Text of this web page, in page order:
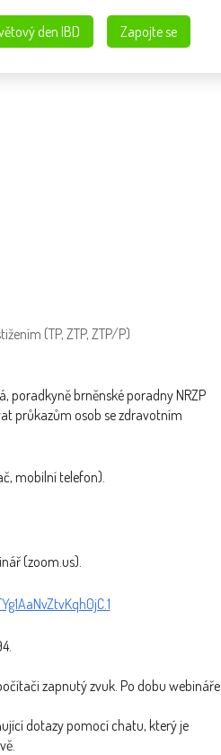
Zapojte se
den IBD
(TP, ZTP, ZTP/P)
poradkyně brněnské poradny NRZP
průkazům osob se zdravotním
mobilní telefon).
(zoom.us).
zapnutý zvuk. Po dobu webináře
dotazy pomocí chatu, který je